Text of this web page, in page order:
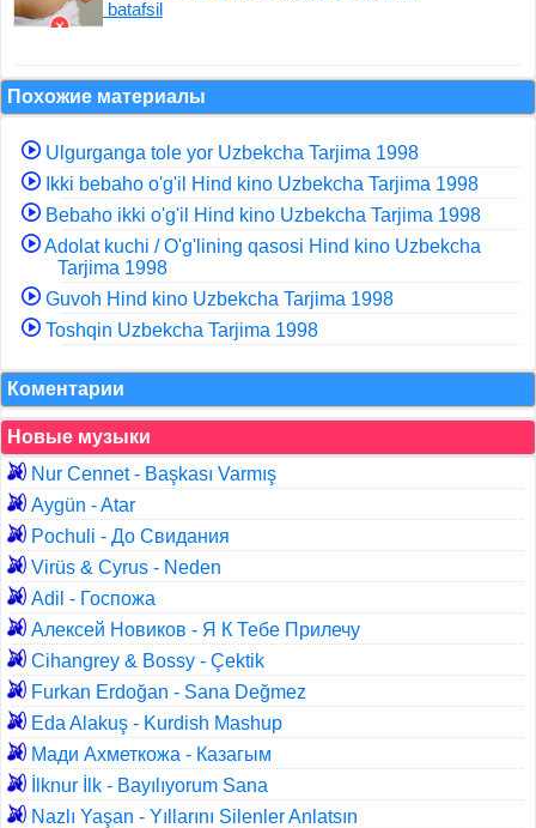
batafsil
Похожие материалы
Ulgurganga tole yor Uzbekcha Tarjima 1998
Ikki bebaho o'g'il Hind kino Uzbekcha Tarjima 1998
Bebaho ikki o'g'il Hind kino Uzbekcha Tarjima 1998
Adolat kuchi / O'g'lining qasosi Hind kino Uzbekcha
Tarjima 1998
Guvoh Hind kino Uzbekcha Tarjima 1998
Toshqin Uzbekcha Tarjima 1998
Коментарии
Новые музыки
Nur Cennet - Başkası Varmış
Aygün - Atar
Pochuli - До Свидания
Virüs & Cyrus - Neden
Adil - Госпожа
Алексей Новиков - Я К Тебе Прилечу
Cihangrey & Bossy - Çektik
Furkan Erdoğan - Sana Değmez
Eda Alakuş - Kurdish Mashup
Мади Ахметкожа - Казагым
İlknur İlk - Bayılıyorum Sana
Nazlı Yaşan - Yıllarını Silenler Anlatsın